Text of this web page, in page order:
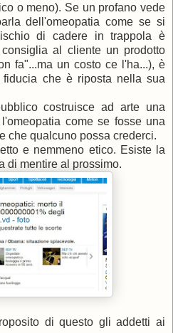
o meno). Se un profano vede
dell'omeopatia come se si
di cadere in trappola è
al cliente un prodotto
fa"...ma un costo ce l'ha...), è
che è riposta nella sua
costruisce ad arte una
come se fosse una
che qualcuno possa crederci.
e nemmeno etico. Esiste la
di mentire al prossimo.
di questo gli addetti ai